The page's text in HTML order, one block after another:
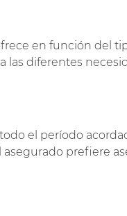
en función del
las diferentes
el período
asegurado prefiere